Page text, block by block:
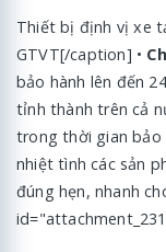
Thiết bị định vị xe
GTVT[/caption] •
bảo hành lên đến
tỉnh thành trên cả
trong thời gian bảo
nhiệt tình các sản
đúng hẹn, nhanh